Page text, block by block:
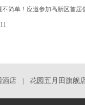
不简单！应邀参加高新区首届
酒店 花园五月田旗舰